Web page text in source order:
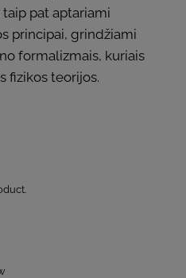
pat aptariami
principai, grindžiami
formalizmais, kuriais
fizikos teorijos.